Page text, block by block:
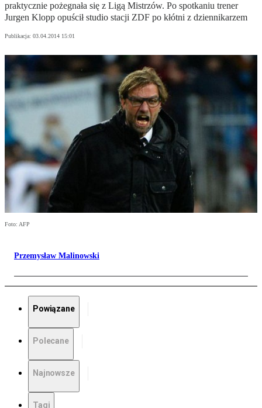
praktycznie pożegnała się z Ligą Mistrzów. Po spotkaniu trener
Jurgen Klopp opuścił studio stacji ZDF po kłótni z dziennikarzem
Publikacja: 03.04.2014 15:01
Foto: AFP
Przemysław Malinowski
Powiązane
Polecane
Najnowsze
Tagi